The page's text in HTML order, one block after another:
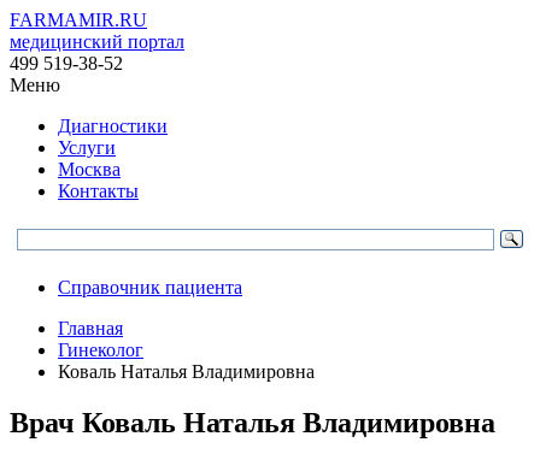
FARMAMIR.RU
медицинский портал
499 519-38-52
Меню
Диагностики
Услуги
Москва
Контакты
Справочник пациента
Главная
Гинеколог
Коваль Наталья Владимировна
Врач Коваль Наталья Владимировна